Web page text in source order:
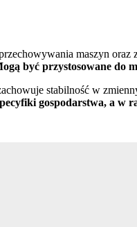
maszyn
być przystosowane do
stabilność w
gospodarstwa, a w